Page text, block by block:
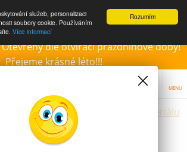
Rozumím
služeb, personalizaci
soubory cookie. Používáním
Více informací
dle otvírací prázdninové doby!
Přejeme krásné léto!!!
MENU
Hračky dle materiálu
pro děti